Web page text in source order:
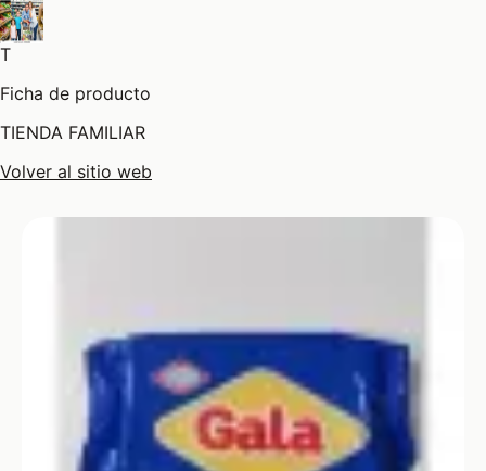
T
Ficha de producto
TIENDA FAMILIAR
Volver al sitio web